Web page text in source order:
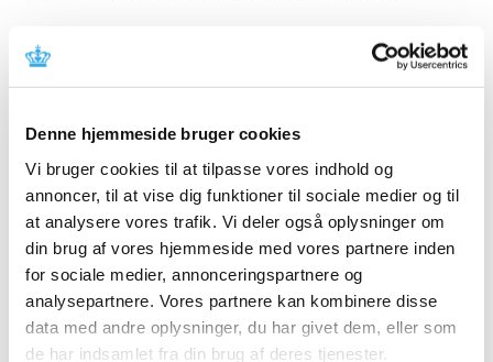
Denne hjemmeside bruger cookies
Vi bruger cookies til at tilpasse vores indhold og
annoncer, til at vise dig funktioner til sociale medier og til
at analysere vores trafik. Vi deler også oplysninger om
din brug af vores hjemmeside med vores partnere inden
for sociale medier, annonceringspartnere og
analysepartnere. Vores partnere kan kombinere disse
data med andre oplysninger, du har givet dem, eller som
de har indsamlet fra din brug af deres tjenester.
PRAC fraråder chikungunya-vaccine til ældre
mennesker, mens bivirkningsrisiko bliver
|7. maj 2025|
starte en særskilt sikkerhedsvurdering af…
Alzheimer-lægemidlet Leqembi er blevet
godkendt af EU-Kommissionen
|6. maj 2025|
Leqembi er den første behandling, der er godkendt til at
kunne bremse udviklingen af Alzheimers hos en …